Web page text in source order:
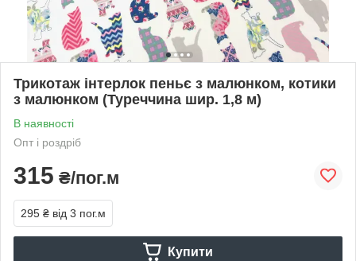
Трикотаж інтерлок пеньє з малюнком, котики
з малюнком (Туреччина шир. 1,8 м)
В наявності
Опт і роздріб
315 ₴/пог.м
295 ₴ від 3 пог.м
Купити